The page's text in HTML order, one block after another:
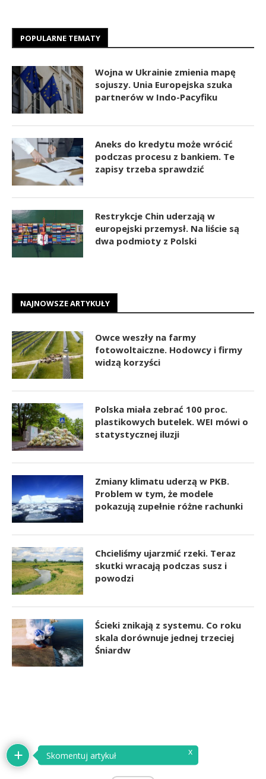
POPULARNE TEMATY
Wojna w Ukrainie zmienia mapę
sojuszy. Unia Europejska szuka
partnerów w Indo-Pacyfiku
Aneks do kredytu może wrócić
podczas procesu z bankiem. Te
zapisy trzeba sprawdzić
Restrykcje Chin uderzają w
europejski przemysł. Na liście są
dwa podmioty z Polski
NAJNOWSZE ARTYKUŁY
Owce weszły na farmy
fotowoltaiczne. Hodowcy i firmy
widzą korzyści
Polska miała zebrać 100 proc.
plastikowych butelek. WEI mówi o
statystycznej iluzji
Zmiany klimatu uderzą w PKB.
Problem w tym, że modele
pokazują zupełnie różne rachunki
Chcieliśmy ujarzmić rzeki. Teraz
skutki wracają podczas susz i
powodzi
Ścieki znikają z systemu. Co roku
skala dorównuje jednej trzeciej
Śniardw
Skomentuj artykuł x